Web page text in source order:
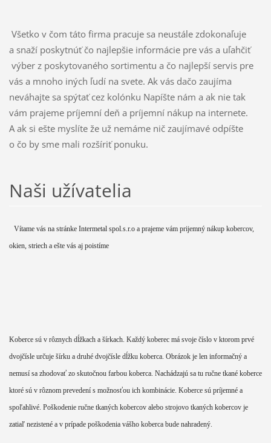
Všetko v čom táto firma pracuje sa neustále zdokonaľuje
a snaží poskytnúť čo najlepšie informácie pre vás a uľahčiť
výber z poskytovaného sortimentu a čo najlepší servis pre
vás a mnoho iných ľudí na svete. Ak vás dačo zaujíma
neváhajte sa spýtať cez kolónku Napíšte nám a ak nie tak
vám prajeme príjemní deň a príjemní nákup na internete.
A ak si ešte myslíte že už nemáme nič zaujímavé odpíšte
o čo by sme mali rozšíriť ponuku.
Naši užívatelia
Vítame vás na stránke Intermetal spol.s.r.o a prajeme vám prijemný nákup kobercov,
okien, striech a ešte vás aj poistíme
Koberce sú v rôznych dĺžkach a šírkach. Každý koberec má svoje číslo v ktorom prvé
dvojčísle určuje šírku a druhé dvojčísle dĺžku koberca. Obrázok je len informačný a
nemusí sa zhodovať zo skutočnou farbou koberca. Nachádzajú sa tu ručne tkané koberce
ktoré sú v rôznom prevedení s možnosťou ich kombinácie. Koberce sú príjemné a
spoľahlivé. Poškodenie ručne tkaných kobercov alebo strojovo tkaných kobercov je
zatiaľ nezistené a v prípade poškodenia vášho koberca bude nahradený.